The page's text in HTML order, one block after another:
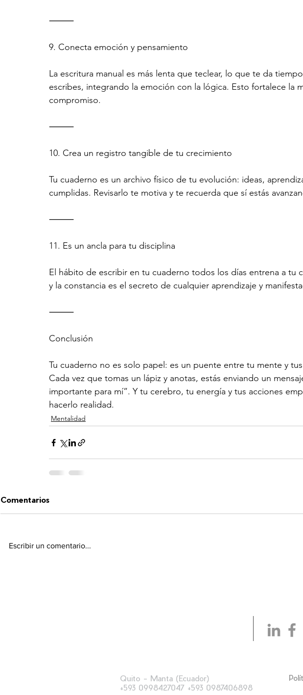
⸻
9. Conecta emoción y pensamiento
La escritura manual es más lenta que teclear, lo que te da
escribes, integrando la emoción con la lógica. Esto fortalece la
compromiso.
⸻
10. Crea un registro tangible de tu crecimiento
Tu cuaderno es un archivo físico de tu evolución: ideas,
cumplidas. Revisarlo te motiva y te recuerda que sí estás
⸻
11. Es un ancla para tu disciplina
El hábito de escribir en tu cuaderno todos los días entrena a tu
y la constancia es el secreto de cualquier aprendizaje y
⸻
Conclusión
Tu cuaderno no es solo papel: es un puente entre tu mente y
Cada vez que tomas un lápiz y anotas, estás enviando un
importante para mí”. Y tu cerebro, tu energía y tus acciones
hacerlo realidad.
Mentalidad
Comentarios
Escribir un comentario...
Quito - Manta (Ecuador)
+593 0998427047 +593 0987406898